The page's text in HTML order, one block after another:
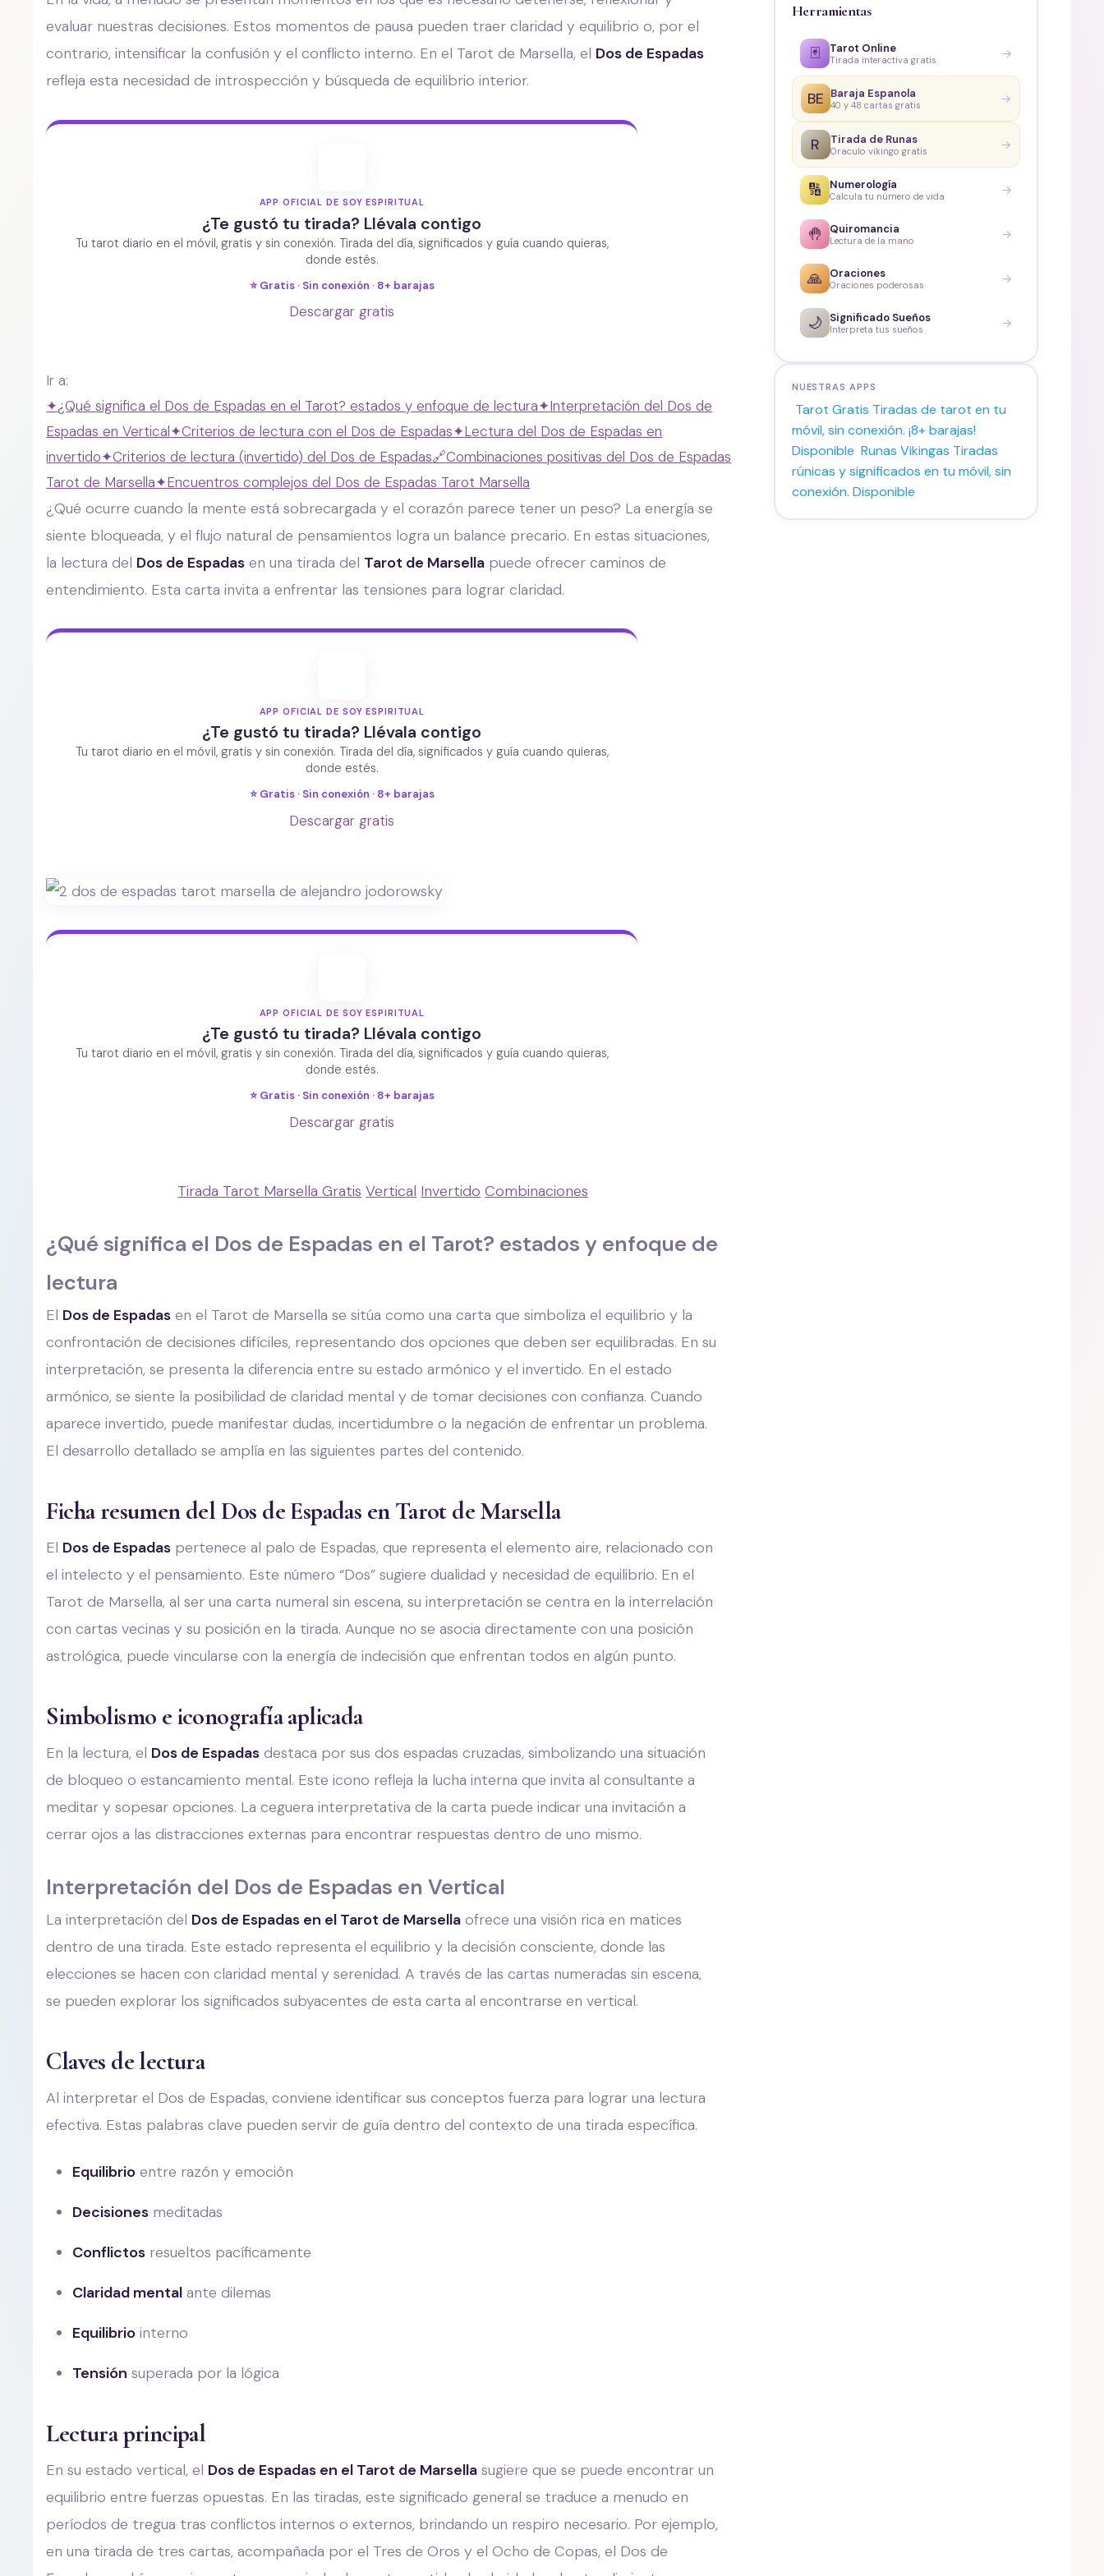
evaluar nuestras decisiones. Estos momentos de pausa pueden traer claridad y equilibrio o, por el
contrario, intensificar la confusión y el conflicto interno. En el Tarot de Marsella, el Dos de Espadas
refleja esta necesidad de introspección y búsqueda de equilibrio interior.
APP OFICIAL DE SOY ESPIRITUAL
¿Te gustó tu tirada? Llévala contigo
Tu tarot diario en el móvil, gratis y sin conexión. Tirada del día, significados y guía cuando quieras,
donde estés.
⭐ Gratis · Sin conexión · 8+ barajas
Descargar gratis
Ir a:
✦¿Qué significa el Dos de Espadas en el Tarot? estados y enfoque de lectura✦Interpretación del Dos de
Espadas en Vertical✦Criterios de lectura con el Dos de Espadas✦Lectura del Dos de Espadas en
invertido✦Criterios de lectura (invertido) del Dos de Espadas🔗Combinaciones positivas del Dos de Espadas
Tarot de Marsella✦Encuentros complejos del Dos de Espadas Tarot Marsella
¿Qué ocurre cuando la mente está sobrecargada y el corazón parece tener un peso? La energía se
siente bloqueada, y el flujo natural de pensamientos logra un balance precario. En estas situaciones,
la lectura del Dos de Espadas en una tirada del Tarot de Marsella puede ofrecer caminos de
entendimiento. Esta carta invita a enfrentar las tensiones para lograr claridad.
APP OFICIAL DE SOY ESPIRITUAL
¿Te gustó tu tirada? Llévala contigo
Tu tarot diario en el móvil, gratis y sin conexión. Tirada del día, significados y guía cuando quieras,
donde estés.
⭐ Gratis · Sin conexión · 8+ barajas
Descargar gratis
APP OFICIAL DE SOY ESPIRITUAL
¿Te gustó tu tirada? Llévala contigo
Tu tarot diario en el móvil, gratis y sin conexión. Tirada del día, significados y guía cuando quieras,
donde estés.
⭐ Gratis · Sin conexión · 8+ barajas
Descargar gratis
Tirada Tarot Marsella Gratis Vertical Invertido Combinaciones
¿Qué significa el Dos de Espadas en el Tarot? estados y enfoque de
lectura
El Dos de Espadas en el Tarot de Marsella se sitúa como una carta que simboliza el equilibrio y la
confrontación de decisiones difíciles, representando dos opciones que deben ser equilibradas. En su
interpretación, se presenta la diferencia entre su estado armónico y el invertido. En el estado
armónico, se siente la posibilidad de claridad mental y de tomar decisiones con confianza. Cuando
aparece invertido, puede manifestar dudas, incertidumbre o la negación de enfrentar un problema.
El desarrollo detallado se amplía en las siguientes partes del contenido.
Ficha resumen del Dos de Espadas en Tarot de Marsella
El Dos de Espadas pertenece al palo de Espadas, que representa el elemento aire, relacionado con
el intelecto y el pensamiento. Este número “Dos” sugiere dualidad y necesidad de equilibrio. En el
Tarot de Marsella, al ser una carta numeral sin escena, su interpretación se centra en la interrelación
con cartas vecinas y su posición en la tirada. Aunque no se asocia directamente con una posición
astrológica, puede vincularse con la energía de indecisión que enfrentan todos en algún punto.
Simbolismo e iconografía aplicada
En la lectura, el Dos de Espadas destaca por sus dos espadas cruzadas, simbolizando una situación
de bloqueo o estancamiento mental. Este icono refleja la lucha interna que invita al consultante a
meditar y sopesar opciones. La ceguera interpretativa de la carta puede indicar una invitación a
cerrar ojos a las distracciones externas para encontrar respuestas dentro de uno mismo.
Interpretación del Dos de Espadas en Vertical
La interpretación del Dos de Espadas en el Tarot de Marsella ofrece una visión rica en matices
dentro de una tirada. Este estado representa el equilibrio y la decisión consciente, donde las
elecciones se hacen con claridad mental y serenidad. A través de las cartas numeradas sin escena,
se pueden explorar los significados subyacentes de esta carta al encontrarse en vertical.
Claves de lectura
Al interpretar el Dos de Espadas, conviene identificar sus conceptos fuerza para lograr una lectura
efectiva. Estas palabras clave pueden servir de guía dentro del contexto de una tirada específica.
Equilibrio entre razón y emoción
Decisiones meditadas
Conflictos resueltos pacíficamente
Claridad mental ante dilemas
Equilibrio interno
Tensión superada por la lógica
Lectura principal
En su estado vertical, el Dos de Espadas en el Tarot de Marsella sugiere que se puede encontrar un
equilibrio entre fuerzas opuestas. En las tiradas, este significado general se traduce a menudo en
períodos de tregua tras conflictos internos o externos, brindando un respiro necesario. Por ejemplo,
en una tirada de tres cartas, acompañada por el Tres de Oros y el Ocho de Copas, el Dos de
Herramientas
🃏 Tarot Online
Tirada interactiva gratis →
BE Baraja Espanola
40 y 48 cartas gratis →
R Tirada de Runas
Oraculo vikingo gratis →
🔢 Numerología
Calcula tu número de vida →
🤚 Quiromancia
Lectura de la mano →
🙏 Oraciones
Oraciones poderosas →
🌙 Significado Sueños
Interpreta tus sueños →
NUESTRAS APPS
Tarot Gratis Tiradas de tarot en tu
móvil, sin conexión. ¡8+ barajas!
Disponible Runas Vikingas Tiradas
rúnicas y significados en tu móvil, sin
conexión. Disponible